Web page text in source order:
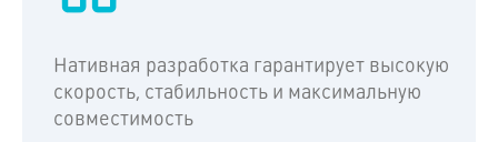
Нативная разработка гарантирует высокую
скорость, стабильность и максимальную
совместимость